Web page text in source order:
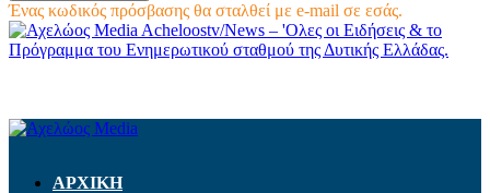
Ένας κωδικός πρόσβασης θα σταλθεί με e-mail σε εσάς.
Acheloostv/News – 'Ολες οι Ειδήσεις & το
Πρόγραμμα του Ενημερωτικού σταθμού της Δυτικής Ελλάδας.
ΑΡΧΙΚΗ